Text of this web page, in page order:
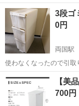
用される車両や歩行者
導してください。 勤務
寧な研修20hで基本的な
アルバイト・パート
3段ゴ
0円
両国駅
使わなくなったので引
下段段30cmくらい 中段23cm
めて引き取ってくれる
東京 墨田区 両国
700円